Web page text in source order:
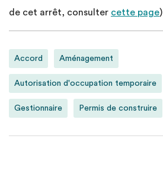
de cet arrêt, consulter cette page)
Accord Aménagement
Autorisation d'occupation temporaire
Gestionnaire Permis de construire